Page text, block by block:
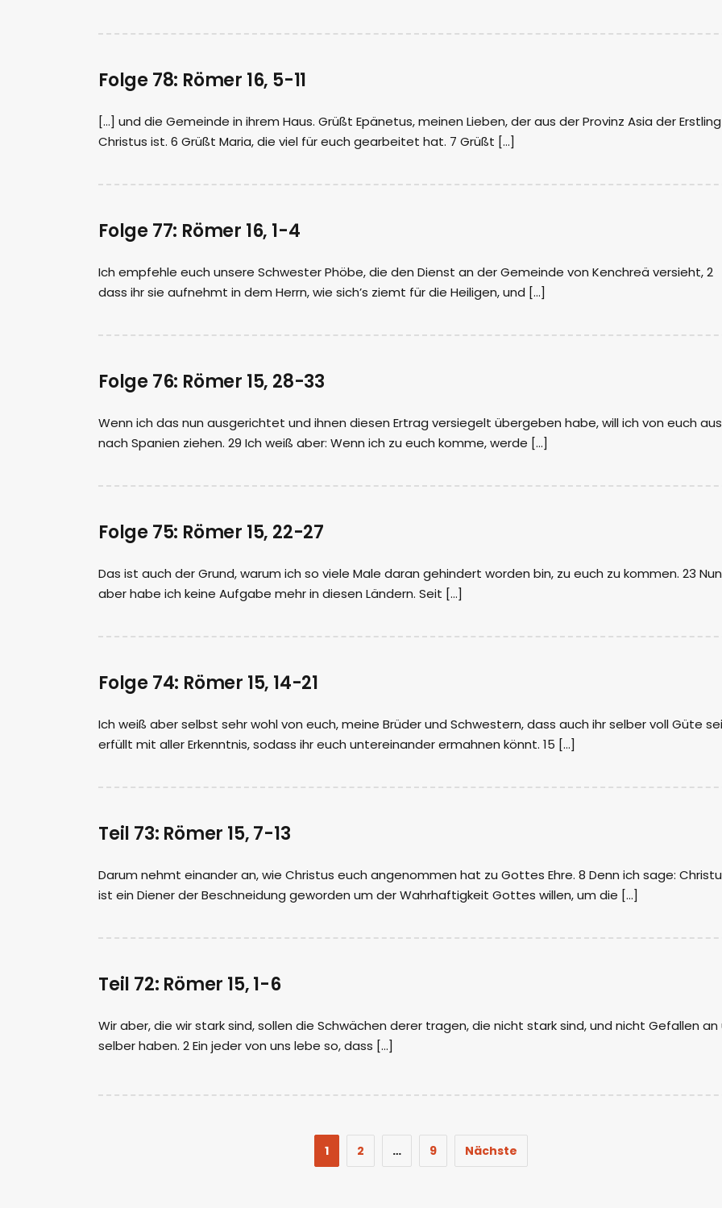
Folge 78: Römer 16, 5-11
[…] und die Gemeinde in ihrem Haus. Grüßt Epänetus, meinen Lieben, der aus der Provinz Asia der
Christus ist. 6 Grüßt Maria, die viel für euch gearbeitet hat. 7 Grüßt […]
Folge 77: Römer 16, 1-4
Ich empfehle euch unsere Schwester Phöbe, die den Dienst an der Gemeinde von Kenchreä versieht, 2
dass ihr sie aufnehmt in dem Herrn, wie sich’s ziemt für die Heiligen, und […]
Folge 76: Römer 15, 28-33
Wenn ich das nun ausgerichtet und ihnen diesen Ertrag versiegelt übergeben habe, will ich von euch aus
nach Spanien ziehen. 29 Ich weiß aber: Wenn ich zu euch komme, werde […]
Folge 75: Römer 15, 22-27
Das ist auch der Grund, warum ich so viele Male daran gehindert worden bin, zu euch zu kommen. 23 Nun
aber habe ich keine Aufgabe mehr in diesen Ländern. Seit […]
Folge 74: Römer 15, 14-21
Ich weiß aber selbst sehr wohl von euch, meine Brüder und Schwestern, dass auch ihr selber voll Güte
erfüllt mit aller Erkenntnis, sodass ihr euch untereinander ermahnen könnt. 15 […]
Teil 73: Römer 15, 7-13
Darum nehmt einander an, wie Christus euch angenommen hat zu Gottes Ehre. 8 Denn ich sage:
ist ein Diener der Beschneidung geworden um der Wahrhaftigkeit Gottes willen, um die […]
Teil 72: Römer 15, 1-6
Wir aber, die wir stark sind, sollen die Schwächen derer tragen, die nicht stark sind, und nicht Gefallen an
selber haben. 2 Ein jeder von uns lebe so, dass […]
1 2 … 9 Nächste